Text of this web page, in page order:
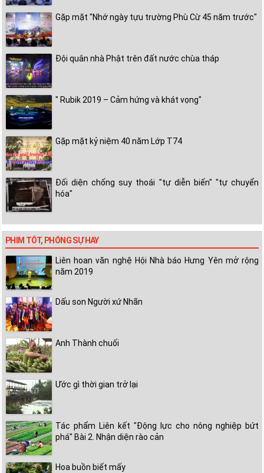
Gặp mặt "Nhớ ngày tựu trường Phù Cừ 45 năm trước"
Đội quân nhà Phật trên đất nước chùa tháp
" Rubik 2019 – Cảm hứng và khát vọng"
Gặp mặt kỷ niệm 40 năm Lớp T74
Đối diện chống suy thoái "tự diễn biến" "tự chuyển
hóa"
PHIM TỐT, PHÓNG SỰ HAY
Liên hoan văn nghệ Hội Nhà báo Hưng Yên mở rộng
năm 2019
Dấu son Người xứ Nhãn
Anh Thành chuối
Ước gì thời gian trở lại
Tác phẩm Liên kết "Động lực cho nông nghiệp bứt
phá" Bài 2. Nhận diện rào cản
Hoa buồn biết mấy